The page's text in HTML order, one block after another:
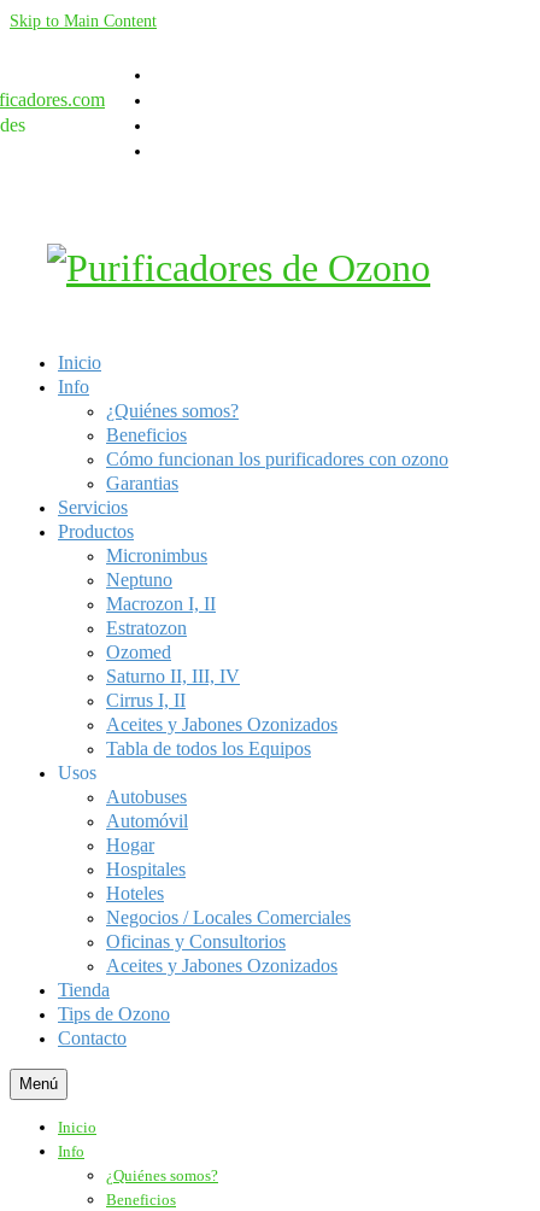
Skip to Main Content
Inicio
Info
¿Quiénes somos?
Beneficios
Cómo funcionan los purificadores con ozono
Garantias
Servicios
Productos
Micronimbus
Neptuno
Macrozon I, II
Estratozon
Ozomed
Saturno II, III, IV
Cirrus I, II
Aceites y Jabones Ozonizados
Tabla de todos los Equipos
Usos
Autobuses
Automóvil
Hogar
Hospitales
Hoteles
Negocios / Locales Comerciales
Oficinas y Consultorios
Aceites y Jabones Ozonizados
Tienda
Tips de Ozono
Contacto
Menú
Inicio
Info
¿Quiénes somos?
Beneficios